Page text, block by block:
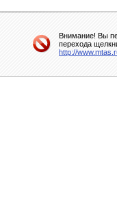
Внимание! Вы
перехода
http://